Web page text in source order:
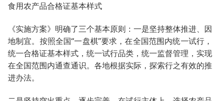
食用农产品合格证基本样式
《实施方案》明确了三个基本原则：一是坚持整体推进、因
地制宜。按照全国“一盘棋”要求，在全国范围内统一试行，
统一合格证基本样式，统一试行品类，统一监督管理，实现
在全国范围内通查通识。各地根据实际，探索行之有效的推
进办法。